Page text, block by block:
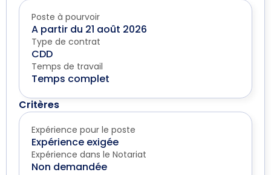
Poste à pourvoir
A partir du 21 août 2026
Type de contrat
CDD
Temps de travail
Temps complet
Critères
Expérience pour le poste
Expérience exigée
Expérience dans le Notariat
Non demandée